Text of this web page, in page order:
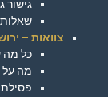
גישור
שאלות
צוואות –
כל מה
מה על